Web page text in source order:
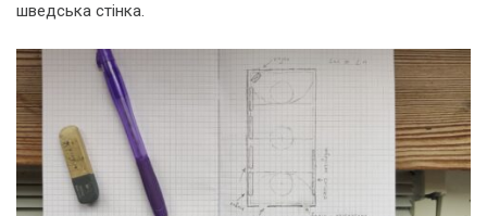
шведська стінка.